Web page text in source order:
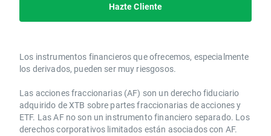
Hazte Cliente
Los instrumentos financieros que ofrecemos, especialmente
los derivados, pueden ser muy riesgosos.
Las acciones fraccionarias (AF) son un derecho fiduciario
adquirido de XTB sobre partes fraccionarias de acciones y
ETF. Las AF no son un instrumento financiero separado. Los
derechos corporativos limitados están asociados con AF.